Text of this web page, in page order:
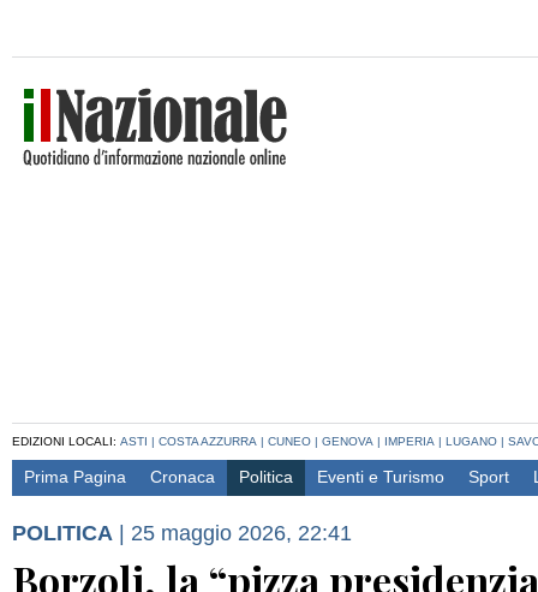
EDIZIONI LOCALI: ASTI | COSTA AZZURRA | CUNEO | GENOVA | IMPERIA | LUGANO |
Prima Pagina Cronaca Politica Eventi e Turismo Sport
POLITICA | 25 maggio 2026, 22:41
Borzoli, la “pizza